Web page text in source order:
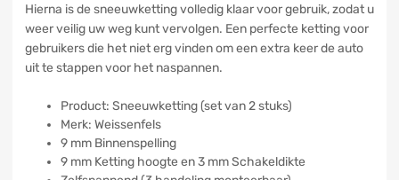
Hierna is de sneeuwketting volledig klaar voor gebruik, zodat u
weer veilig uw weg kunt vervolgen. Een perfecte ketting voor
gebruikers die het niet erg vinden om een extra keer de auto
uit te stappen voor het naspannen.
Product: Sneeuwketting (set van 2 stuks)
Merk: Weissenfels
9 mm Binnenspelling
9 mm Ketting hoogte en 3 mm Schakeldikte